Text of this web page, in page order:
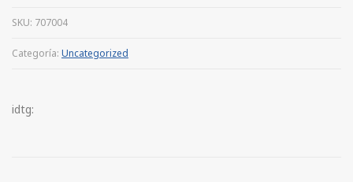
SKU: 707004
Categoría: Uncategorized
idtg: